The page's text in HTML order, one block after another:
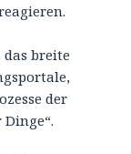
breite
der